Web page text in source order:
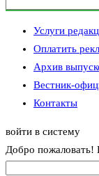
Услуги
Оплатить
Архив
Вестник-
Контакты
войти в систему
Добро пожаловать!